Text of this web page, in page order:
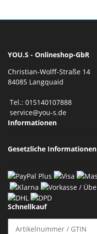
YOU.S - Onlineshop-GbR
Christian-Wolff-Straße 14
84085 Langquaid
Tel.: 015140107888
service@you-s.de
Informationen
Gesetzliche Informationen
Schnellkauf